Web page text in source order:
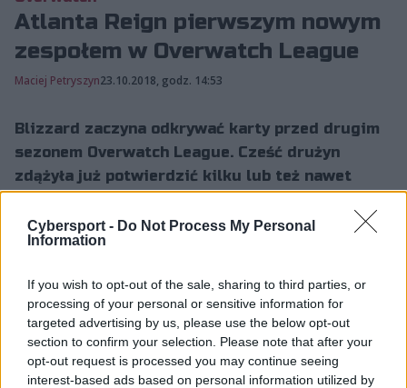
Cybersport - Do Not Process My Personal
Information
If you wish to opt-out of the sale, sharing to third parties, or
processing of your personal or sensitive information for
targeted advertising by us, please use the below opt-out
section to confirm your selection. Please note that after your
opt-out request is processed you may continue seeing
interest-based ads based on personal information utilized by
Atlanta Reign pierwszym nowym
zespołem w Overwatch League
Maciej Petryszyn23.10.2018, godz. 14:53
Blizzard zaczyna odkrywać karty przed drugim
sezonem Overwatch League. Cześć drużyn
zdążyła już potwierdzić kilku lub też nawet
sezonem Overwatch League. Cześć drużyn zdążyła już
potwierdzić kilku lub też nawet wszystkich
pozyskanych przez siebie graczy, jednak nadal
tajemnicą pozostawały nazwy, jakie przyjmą
przyłączone do ligi zespoły. Aż do dziś.